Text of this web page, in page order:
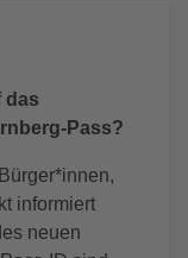
das
Pass?
informiert
neuen